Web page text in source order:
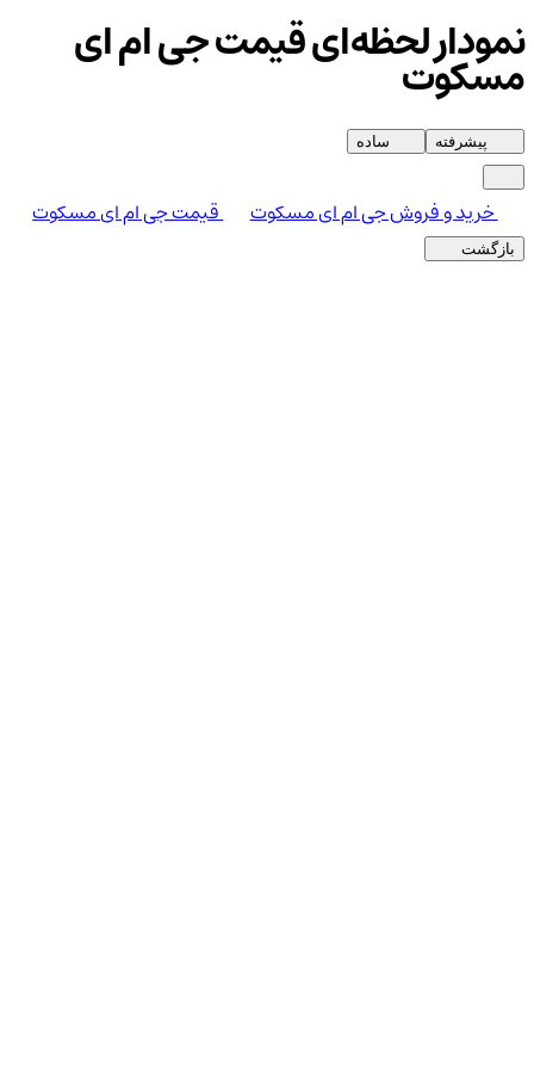
نمودار لحظه‌ای قیمت جی ام ای
مسکوت
پیشرفته ساده
خرید و فروش جی ام ای مسکوت قیمت جی ام ای مسکوت
بازگشت